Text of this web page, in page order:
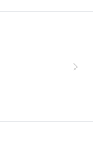
会社